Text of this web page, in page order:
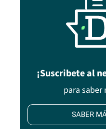
¡Suscribete al
para saber
SABER